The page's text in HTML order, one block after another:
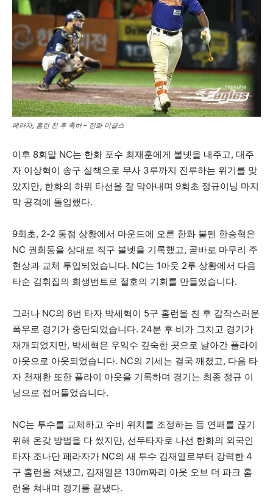
페라자, 홈런 ​​친 후 축하 – 한화 이글스
이후 8회말 NC는 한화 포수 최재훈에게 볼넷을 내주고, 대주
자 이상혁이 송구 실책으로 무사 3루까지 진루하는 위기를 맞
았지만, 한화의 하위 타선을 잘 막아내며 9회초 정규이닝 마지
막 공격에 돌입했다.
9회초, 2-2 동점 상황에서 마운드에 오른 한화 불펜 한승혁은
NC 권희동을 상대로 직구 볼넷을 기록했고, 곧바로 마무리 주
현상과 교체 투입되었습니다. NC는 1아웃 2루 상황에서 다음
타순 김휘집의 희생번트로 절호의 기회를 만들었습니다.
그러나 NC의 6번 타자 박세혁이 5구 홈런을 친 후 갑작스러운
폭우로 경기가 중단되었습니다. 24분 후 비가 그치고 경기가
재개되었지만, 박세혁은 우익수 깊숙한 곳으로 날아간 플라이
아웃으로 아웃되었습니다. NC의 기세는 결국 깨졌고, 다음 타
자 천재환 또한 플라이 아웃을 기록하며 경기는 최종 정규 이
닝으로 접어들었습니다.
NC는 투수를 교체하고 수비 위치를 조정하는 등 연패를 끊기
위해 온갖 방법을 다 썼지만, 선두타자로 나선 한화의 외국인
타자 조나단 페라자가 NC의 새 투수 김재열로부터 강력한 4
구 홈런을 쳐냈고, 김재열은 130m짜리 아웃 오브 더 파크 홈
런을 쳐내며 경기를 끝냈다.